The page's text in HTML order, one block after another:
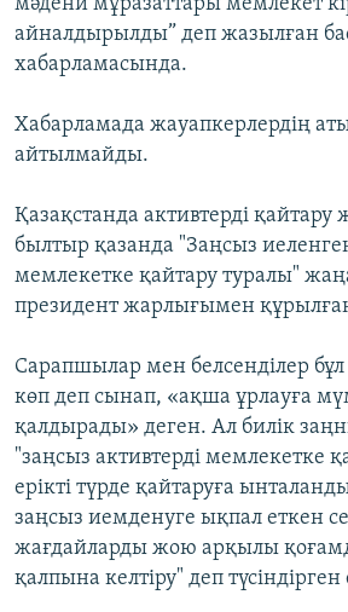
мәдени мұразаттары мемлекет
айналдырылды” деп жазылған
хабарламасында.
Хабарламада жауапкерлердің
айтылмайды.
Қазақстанда активтерді қайтару
былтыр қазанда "Заңсыз
мемлекетке қайтару туралы"
президент жарлығымен
Сарапшылар мен белсенділер
көп деп сынап, «ақша ұрлауға
қалдырады» деген. Ал билік
"заңсыз активтерді мемлекетке
ерікті түрде қайтаруға
заңсыз иемденуге ықпал еткен
жағдайларды жою арқылы
қалпына келтіру" деп түсіндірген